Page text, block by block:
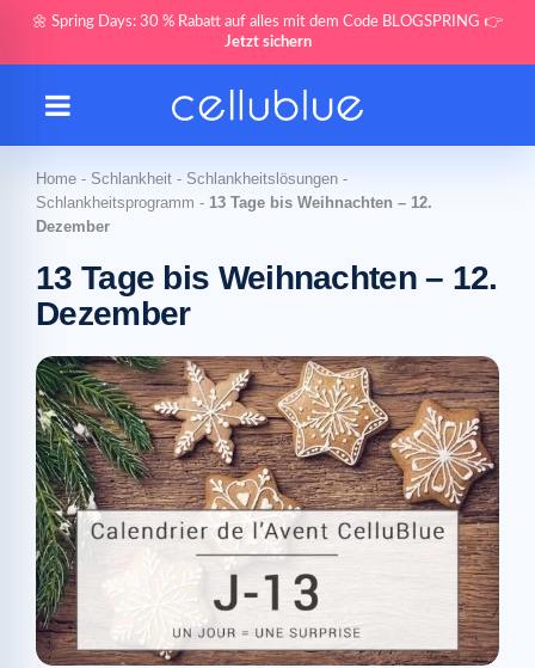
🌼 Spring Days: 30 % Rabatt auf alles mit dem Code BLOGSPRING 👉
Jetzt sichern
Home - Schlankheit - Schlankheitslösungen -
Schlankheitsprogramm - 13 Tage bis Weihnachten – 12.
Dezember
13 Tage bis Weihnachten – 12.
Dezember